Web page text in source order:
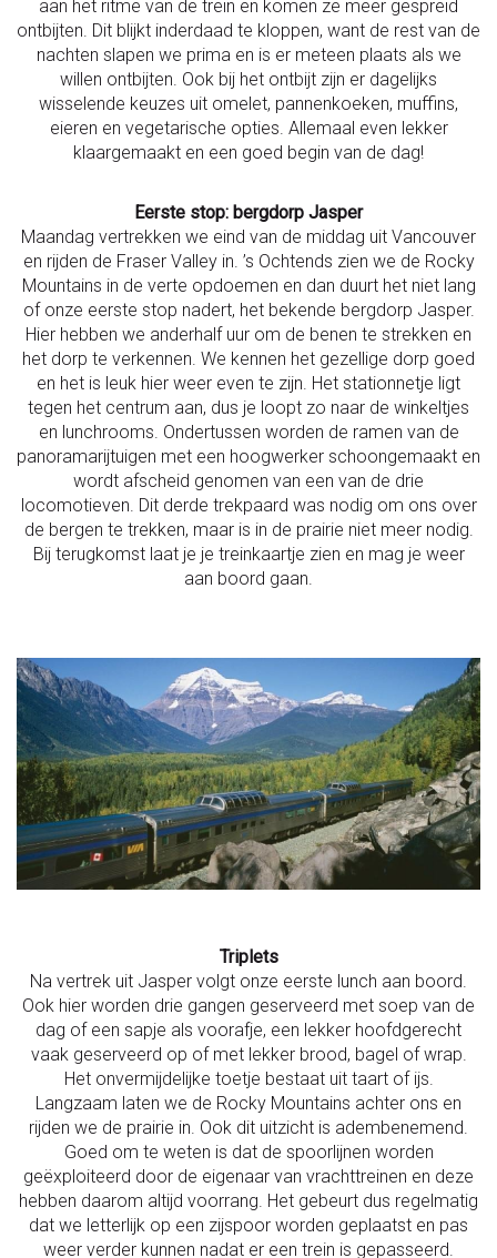
aan het ritme van de trein en komen ze meer gespreid
ontbijten. Dit blijkt inderdaad te kloppen, want de rest van de
nachten slapen we prima en is er meteen plaats als we
willen ontbijten. Ook bij het ontbijt zijn er dagelijks
wisselende keuzes uit omelet, pannenkoeken, muffins,
eieren en vegetarische opties. Allemaal even lekker
klaargemaakt en een goed begin van de dag!
Eerste stop: bergdorp Jasper
Maandag vertrekken we eind van de middag uit Vancouver
en rijden de Fraser Valley in. ’s Ochtends zien we de Rocky
Mountains in de verte opdoemen en dan duurt het niet lang
of onze eerste stop nadert, het bekende bergdorp Jasper.
Hier hebben we anderhalf uur om de benen te strekken en
het dorp te verkennen. We kennen het gezellige dorp goed
en het is leuk hier weer even te zijn. Het stationnetje ligt
tegen het centrum aan, dus je loopt zo naar de winkeltjes
en lunchrooms. Ondertussen worden de ramen van de
panoramarijtuigen met een hoogwerker schoongemaakt en
wordt afscheid genomen van een van de drie
locomotieven. Dit derde trekpaard was nodig om ons over
de bergen te trekken, maar is in de prairie niet meer nodig.
Bij terugkomst laat je je treinkaartje zien en mag je weer
aan boord gaan.
Triplets
Na vertrek uit Jasper volgt onze eerste lunch aan boord.
Ook hier worden drie gangen geserveerd met soep van de
dag of een sapje als voorafje, een lekker hoofdgerecht
vaak geserveerd op of met lekker brood, bagel of wrap.
Het onvermijdelijke toetje bestaat uit taart of ijs.
Langzaam laten we de Rocky Mountains achter ons en
rijden we de prairie in. Ook dit uitzicht is adembenemend.
Goed om te weten is dat de spoorlijnen worden
geëxploiteerd door de eigenaar van vrachttreinen en deze
hebben daarom altijd voorrang. Het gebeurt dus regelmatig
dat we letterlijk op een zijspoor worden geplaatst en pas
weer verder kunnen nadat er een trein is gepasseerd.